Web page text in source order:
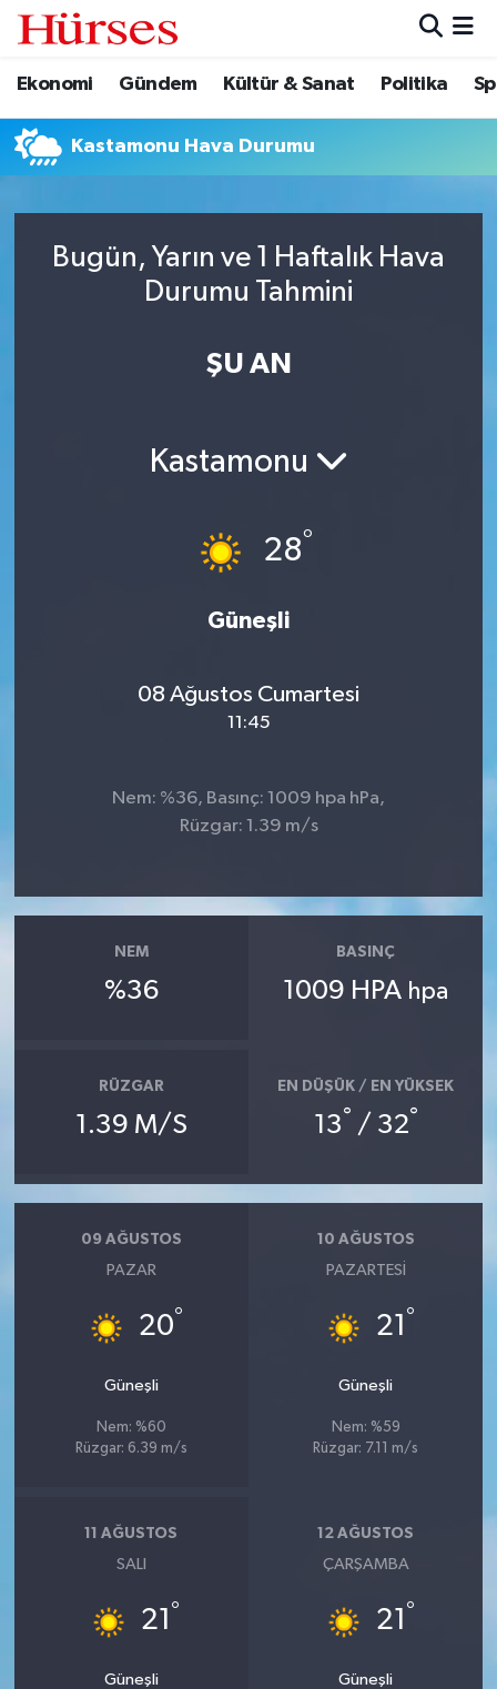
Ekonomi Gündem Kültür & Sanat Politika
Kastamonu Hava Durumu
Bugün, Yarın ve 1 Haftalık Hava
Durumu Tahmini
ŞU AN
Kastamonu
28°
Güneşli
08 Ağustos Cumartesi
11:45
Nem: %36, Basınç: 1009 hpa hPa,
Rüzgar: 1.39 m/s
NEM
%36
BASINÇ
1009 HPA hpa
RÜZGAR
1.39 M/S
EN DÜŞÜK / EN YÜKSEK
13° / 32°
09 AĞUSTOS
PAZAR
20°
Güneşli
Nem: %60
Rüzgar: 6.39 m/s
10 AĞUSTOS
PAZARTESI
21 °
Güneşli
Nem: %59
Rüzgar: 7.11 m/s
11 AĞUSTOS
SALI
21 °
Güneşli
12 AĞUSTOS
ÇARŞAMBA
21 °
Güneşli
Ekonomi
Gündem
Politika
Hava Durumu
Trafik Durumu
Tüm Manşetler